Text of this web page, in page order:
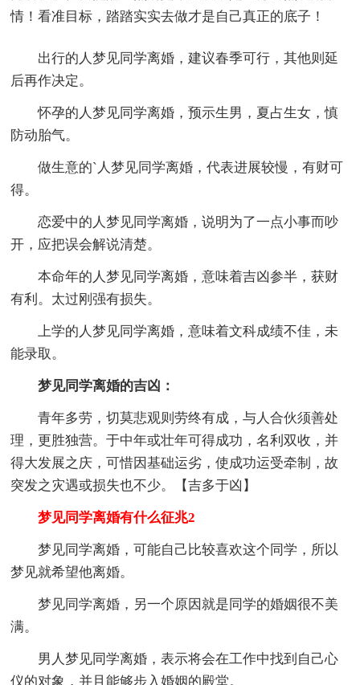
情！看准目标，踏踏实实去做才是自己真正的底子！
出行的人梦见同学离婚，建议春季可行，其他则延
后再作决定。
怀孕的人梦见同学离婚，预示生男，夏占生女，慎
防动胎气。
做生意的`人梦见同学离婚，代表进展较慢，有财可
得。
恋爱中的人梦见同学离婚，说明为了一点小事而吵
开，应把误会解说清楚。
本命年的人梦见同学离婚，意味着吉凶参半，获财
有利。太过刚强有损失。
上学的人梦见同学离婚，意味着文科成绩不佳，未
能录取。
梦见同学离婚的吉凶：
青年多劳，切莫悲观则劳终有成，与人合伙须善处
理，更胜独营。于中年或壮年可得成功，名利双收，并
得大发展之庆，可惜因基础运劣，使成功运受牵制，故
突发之灾遇或损失也不少。【吉多于凶】
梦见同学离婚有什么征兆2
梦见同学离婚，可能自己比较喜欢这个同学，所以
梦见就希望他离婚。
梦见同学离婚，另一个原因就是同学的婚姻很不美
满。
男人梦见同学离婚，表示将会在工作中找到自己心
仪的对象，并且能够步入婚姻的殿堂。